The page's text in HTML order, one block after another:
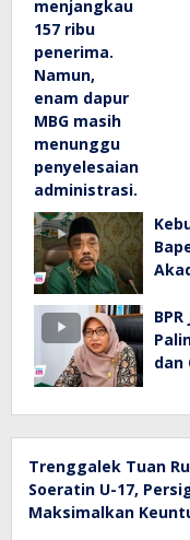
dan
Trenggalek Tuan
Soeratin U-17,
Maksimalkan